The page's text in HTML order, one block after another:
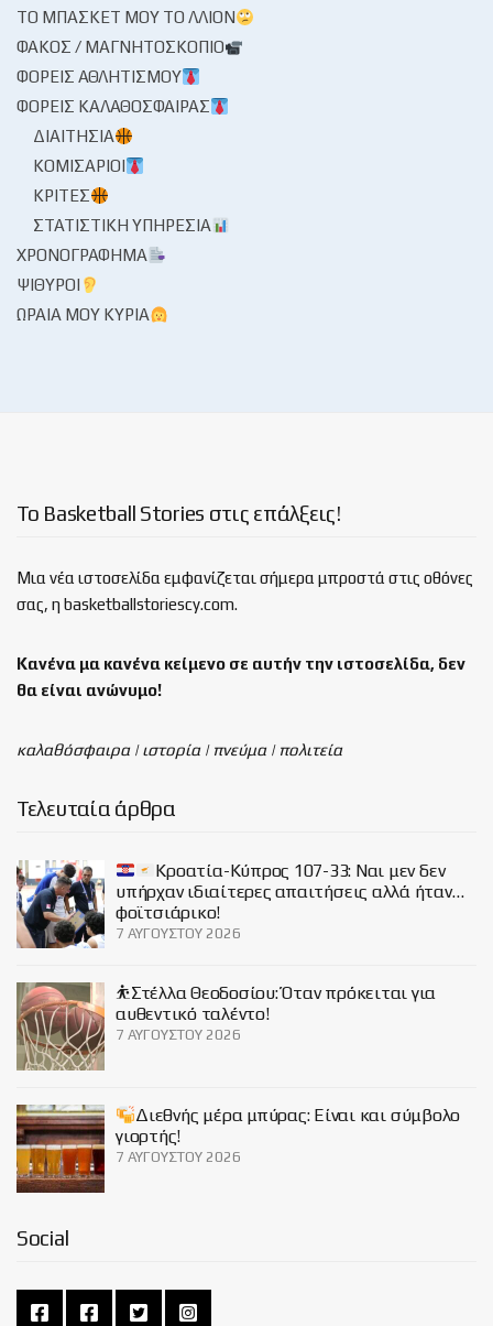
ΤΟ ΜΠΆΣΚΕΤ ΜΟΥ ΤΟ ΛΛΊΟΝ
ΦΑΚΌΣ / ΜΑΓΝΗΤΟΣΚΌΠΙΟ
ΦΟΡΕΊΣ ΑΘΛΗΤΙΣΜΟΎ
ΦΟΡΕΊΣ ΚΑΛΑΘΌΣΦΑΙΡΑΣ
ΔΙΑΙΤΗΣΊΑ
ΚΟΜΙΣΆΡΙΟΙ
ΚΡΙΤΈΣ
ΣΤΑΤΙΣΤΙΚΉ ΥΠΗΡΕΣΊΑ
ΧΡΟΝΟΓΡΆΦΗΜΑ
ΨΊΘΥΡΟΙ
ΩΡΑΊΑ ΜΟΥ ΚΥΡΊΑ
Το Basketball Stories στις επάλξεις!
Μια νέα ιστοσελίδα εμφανίζεται σήμερα μπροστά στις οθόνες
σας, η basketballstoriescy.com.
Κανένα μα κανένα κείμενο σε αυτήν την ιστοσελίδα, δεν
θα είναι ανώνυμο!
καλαθόσφαιρα | ιστορία | πνεύμα | πολιτεία
Τελευταία άρθρα
Κροατία-Κύπρος 107-33: Ναι μεν δεν
υπήρχαν ιδιαίτερες απαιτήσεις αλλά ήταν…
φοϊτσιάρικο!
7 ΑΥΓΟΎΣΤΟΥ 2026
⛹️Στέλλα Θεοδοσίου: Όταν πρόκειται για
αυθεντικό ταλέντο!
7 ΑΥΓΟΎΣΤΟΥ 2026
Διεθνής μέρα μπύρας: Είναι και σύμβολο
γιορτής!
7 ΑΥΓΟΎΣΤΟΥ 2026
Social